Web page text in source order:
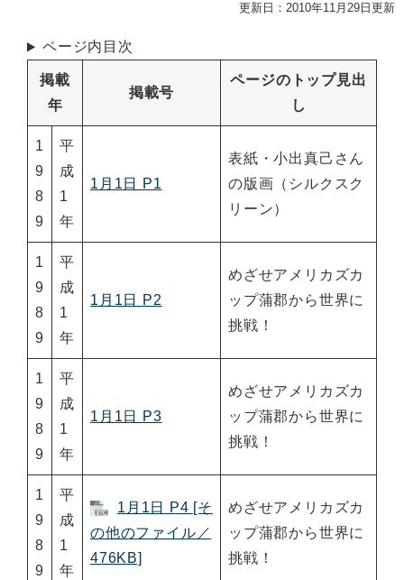
更新日：2010年11月29日更新
ページ内目次
掲載
年
掲載号
ページのトップ見出
し
1
9
8
9
平
成
1
年
1月1日 P1
表紙・小出真己さん
の版画（シルクスク
リーン）
1
9
8
9
平
成
1
年
1月1日 P2
めざせアメリカズカ
ップ蒲郡から世界に
挑戦！
1
9
8
9
平
成
1
年
1月1日 P3
めざせアメリカズカ
ップ蒲郡から世界に
挑戦！
1
9
8
9
平
成
1
年
1月1日 P4 [そ
の他のファイル／
476KB]
めざせアメリカズカ
ップ蒲郡から世界に
挑戦！